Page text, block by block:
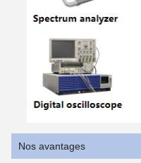
Nos avantages